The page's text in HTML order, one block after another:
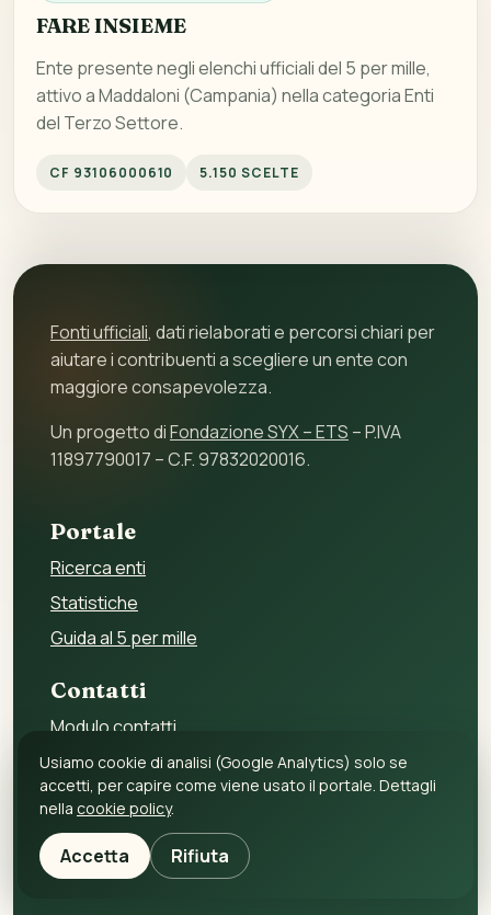
FARE INSIEME
Ente presente negli elenchi ufficiali del 5 per mille,
attivo a Maddaloni (Campania) nella categoria Enti
del Terzo Settore.
CF 93106000610 5.150 SCELTE
Fonti ufficiali, dati rielaborati e percorsi chiari per
aiutare i contribuenti a scegliere un ente con
maggiore consapevolezza.
Un progetto diFondazione SYX – ETS – P.IVA
11897790017 – C.F. 97832020016.
Portale
Ricerca enti
Statistiche
Guida al 5 per mille
Contatti
Modulo contatti
Per gli enti
Per i fornitori
Privacy policy
Cookie policy
Usiamo cookie di analisi (Google Analytics) solo se
accetti, per capire come viene usato il portale. Dettagli
nella cookie policy.
Accetta Rifiuta